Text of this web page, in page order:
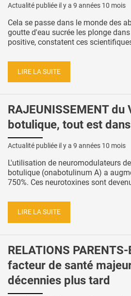
Actualité publiée il y a 9 années 10 mois
Cela se passe dans le monde des
goutte d'eau sucrée les plonge
positive, constatent ces
LIRE LA SUITE
RAJEUNISSEMENT du
botulique, tout est
Actualité publiée il y a 9 années 10 mois
L'utilisation de neuromodulateurs
botulique (onabotulinum A) a
750%. Ces neurotoxines sont
LIRE LA SUITE
RELATIONS
facteur de santé
décennies plus tard